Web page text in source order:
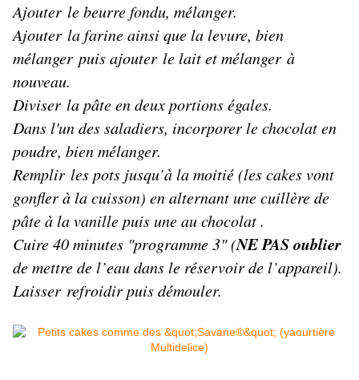
Ajouter le beurre fondu, mélanger.
Ajouter la farine ainsi que la levure, bien
mélanger puis ajouter le lait et mélanger à
nouveau.
Diviser la pâte en deux portions égales.
Dans l'un des saladiers, incorporer le chocolat en
poudre, bien mélanger.
Remplir les pots jusqu’à la moitié (les cakes vont
gonfler à la cuisson) en alternant une cuillère de
pâte à la vanille puis une au chocolat .
Cuire 40 minutes "programme 3" (NE PAS oublier
de mettre de l’eau dans le réservoir de l’appareil).
Laisser refroidir puis démouler.